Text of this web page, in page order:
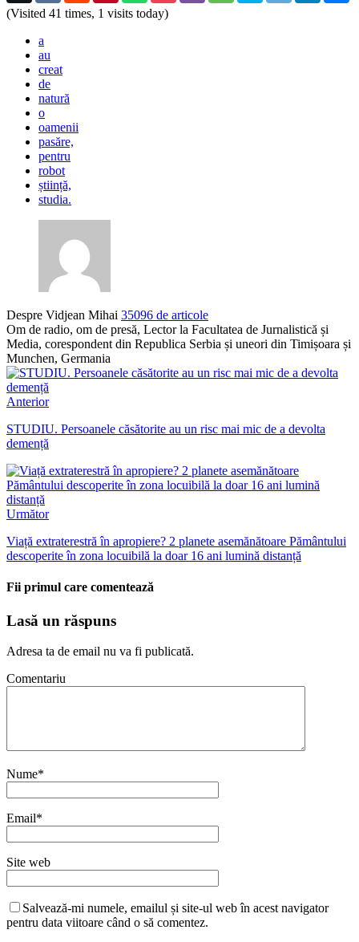
(Visited 41 times, 1 visits today)
a
au
creat
de
natură
o
oamenii
pasăre,
pentru
robot
știință,
studia.
Despre Vidjean Mihai 35096 de articole
Om de radio, om de presă, Lector la Facultatea de Jurnalistică și
Media, corespondent din Republica Serbia și uneori din Timișoara și
Munchen, Germania
Anterior
STUDIU. Persoanele căsătorite au un risc mai mic de a devolta
demență
Următor
Viață extraterestră în apropiere? 2 planete asemănătoare Pământului
descoperite în zona locuibilă la doar 16 ani lumină distanță
Fii primul care comentează
Lasă un răspuns
Adresa ta de email nu va fi publicată.
Comentariu
Nume*
Email*
Site web
Salvează-mi numele, emailul și site-ul web în acest navigator
pentru data viitoare când o să comentez.